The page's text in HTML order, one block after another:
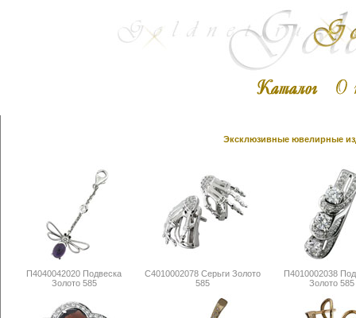
Эксклюзивные ювелирные
П4040042020 Подвеска
Золото 585
С4010002078 Серьги Золото
585
П4010002038
Золото 585